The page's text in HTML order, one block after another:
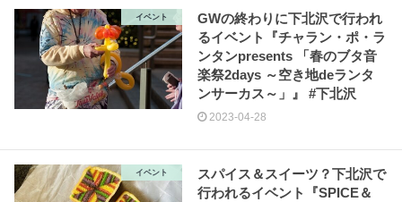
イベント
GWの終わりに下北沢で行われ
るイベント『チャラン・ポ・ラ
ンタンpresents 「春のブタ音
楽祭2days ～空き地deランタ
ンサーカス～」』 #下北沢
2023-04-28
イベント
スパイス＆スイーツ？下北沢で
行われるイベント『SPICE＆